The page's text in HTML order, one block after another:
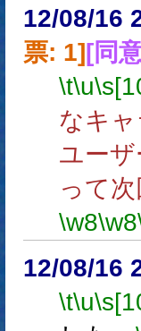
12/08/16
票: 1] [同
\t\u
なキ
ユー
って
\w8\w8
12/08/16
\t\u